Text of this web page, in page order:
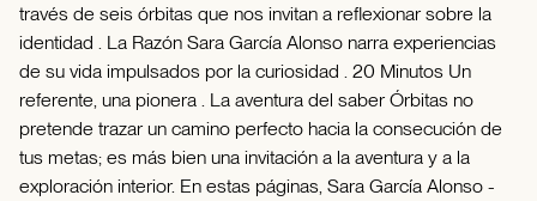
través de seis órbitas que nos invitan a reflexionar sobre la
identidad . La Razón Sara García Alonso narra experiencias
de su vida impulsados por la curiosidad . 20 Minutos Un
referente, una pionera . La aventura del saber Órbitas no
pretende trazar un camino perfecto hacia la consecución de
tus metas; es más bien una invitación a la aventura y a la
exploración interior. En estas páginas, Sara García Alonso -